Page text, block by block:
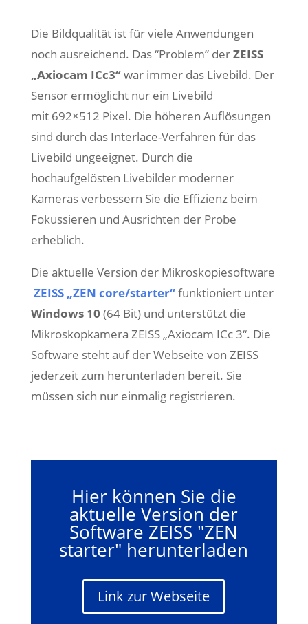
Die Bildqualität ist für viele Anwendungen
noch ausreichend. Das “Problem” derZEISS
„Axiocam ICc3“war immer das Livebild. Der
Sensor ermöglicht nur ein Livebild
mit 692×512 Pixel. Die höheren Auflösungen
sind durch das Interlace-Verfahren für das
Livebild ungeeignet. Durch die
hochaufgelösten Livebilder moderner
Kameras verbessern Sie die Effizienz beim
Fokussieren und Ausrichten der Probe
erheblich.
Die aktuelle Version der Mikroskopiesoftware
ZEISS „ZEN core/starter“funktioniert unter
Windows 10 (64 Bit) und unterstützt die
Mikroskopkamera ZEISS „Axiocam ICc 3“. Die
Software steht auf der Webseite von ZEISS
jederzeit zum herunterladen bereit. Sie
müssen sich nur einmalig registrieren.
Hier können Sie die
aktuelle Version der
Software ZEISS "ZEN
starter" herunterladen
Link zur Webseite